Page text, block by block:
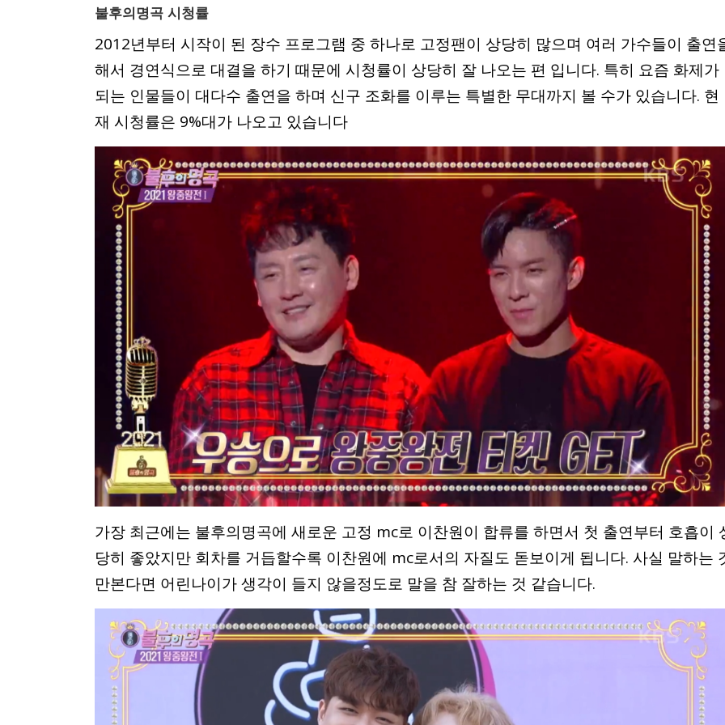
불후의명곡 시청률
2012년부터 시작이 된 장수 프로그램 중 하나로 고정팬이 상당히 많으며 여러 가수들이 출연
해서 경연식으로 대결을 하기 때문에 시청률이 상당히 잘 나오는 편 입니다. 특히 요즘 화제가
되는 인물들이 대다수 출연을 하며 신구 조화를 이루는 특별한 무대까지 볼 수가 있습니다. 현
재 시청률은 9%대가 나오고 있습니다
가장 최근에는 불후의명곡에 새로운 고정 mc로 이찬원이 합류를 하면서 첫 출연부터 호흡이
당히 좋았지만 회차를 거듭할수록 이찬원에 mc로서의 자질도 돋보이게 됩니다. 사실 말하는
만본다면 어린나이가 생각이 들지 않을정도로 말을 참 잘하는 것 같습니다.